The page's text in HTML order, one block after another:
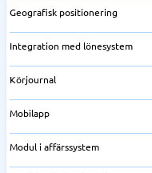
Geografisk positionering
Integration med lönesystem
Körjournal
Mobilapp
Modul i affärssystem